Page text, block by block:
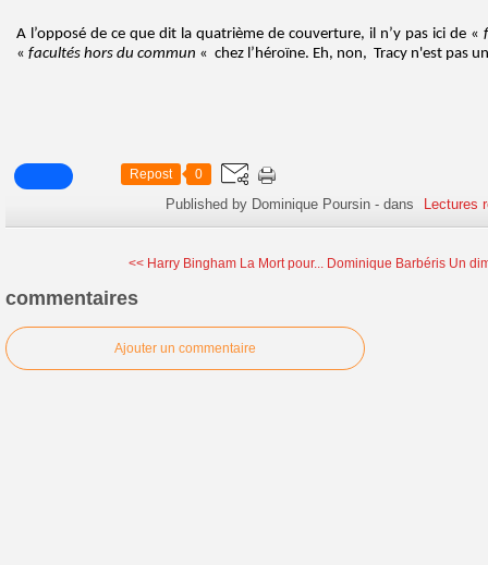
A l’opposé de ce que dit la quatrième de couverture, il n’y pas ici de «
« facultés hors du commun « chez l’héroïne. Eh, non, Tracy n'est pas
Repost 0
Published by Dominique Poursin -dans Lectures
<< Harry Bingham La Mort pour... Dominique Barbéris Un
commentaires
Ajouter un commentaire